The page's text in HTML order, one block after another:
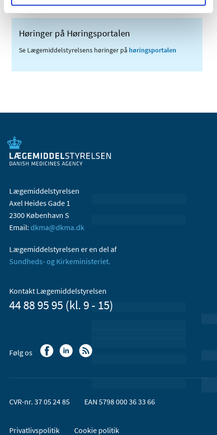
Høringer på Høringsportalen
Se Lægemiddelstyrelsens høringer på høringsportalen
Lægemiddelstyrelsen
Axel Heides Gade 1
2300 København S
Email: dkma@dkma.dk
Lægemiddelstyrelsen er en del af
Sundheds- og Kirkeministeriet.
Kontakt Lægemiddelstyrelsen
44 88 95 95 (kl. 9 - 15)
Følg os
CVR-nr. 37 05 24 85 EAN 5798 000 36 33 66
Privatlivspolitik Cookie politik